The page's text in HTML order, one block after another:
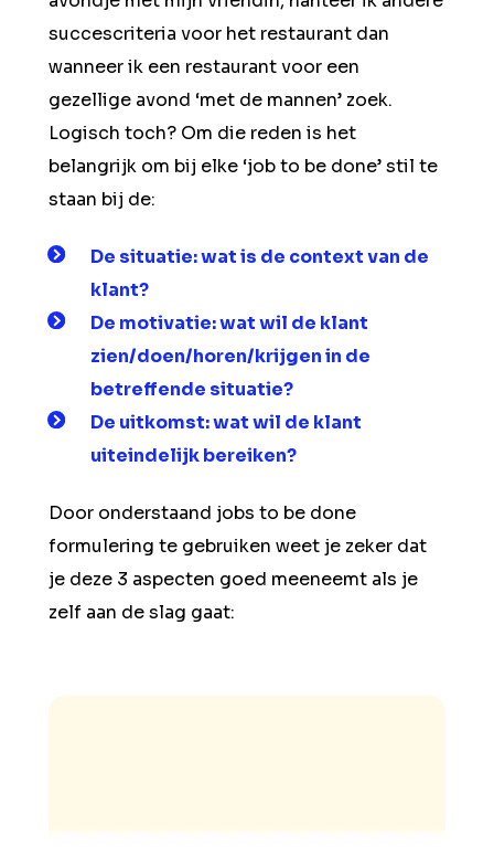
succescriteria voor het restaurant dan
wanneer ik een restaurant voor een
gezellige avond ‘met de mannen’ zoek.
Logisch toch? Om die reden is het
belangrijk om bij elke ‘job to be done’ stil te
staan bij de:
De situatie:wat is de context van de
klant?
De motivatie: wat wil de klant
zien/doen/horen/krijgen in de
betreffende situatie?
De uitkomst:wat wil de klant
uiteindelijk bereiken?
Door onderstaand jobs to be done
formulering te gebruiken weet je zeker dat
je deze 3 aspecten goed meeneemt als je
zelf aan de slag gaat: